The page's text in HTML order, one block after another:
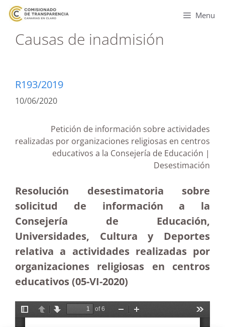
Menu
Causas de inadmisión
R193/2019
10/06/2020
Petición de información sobre actividades
realizadas por organizaciones religiosas en centros
educativos a la Consejería de Educación |
Desestimación
Resolución desestimatoria sobre
solicitud de información a la
Consejería de Educación,
Universidades, Cultura y Deportes
relativa a actividades realizadas por
organizaciones religiosas en centros
educativos (05-VI-2020)